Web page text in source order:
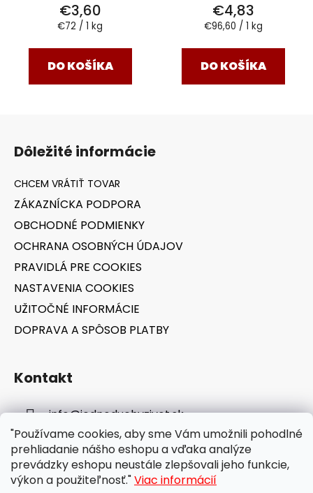
"Používame cookies, aby sme Vám umožnili pohodlné
prehliadanie nášho eshopu a vďaka analýze
prevádzky eshopu neustále zlepšovali jeho funkcie,
výkon a použiteľnosť."Viac informácií
€3,60
Jednotková
€72 / 1 kg
DO KOŠÍKA
€4,83
Jednotková
€96,60 / 1 kg
DO KOŠÍKA
Dôležité informácie
ZÁKAZNÍCKA PODPORA
OBCHODNÉ PODMIENKY
OCHRANA OSOBNÝCH ÚDAJOV
PRAVIDLÁ PRE COOKIES
NASTAVENIA COOKIES
UŽITOČNÉ INFORMÁCIE
DOPRAVA A SPÔSOB PLATBY
Kontakt
info@jednoduchyzivot.sk
E-shop: 0948 647 767